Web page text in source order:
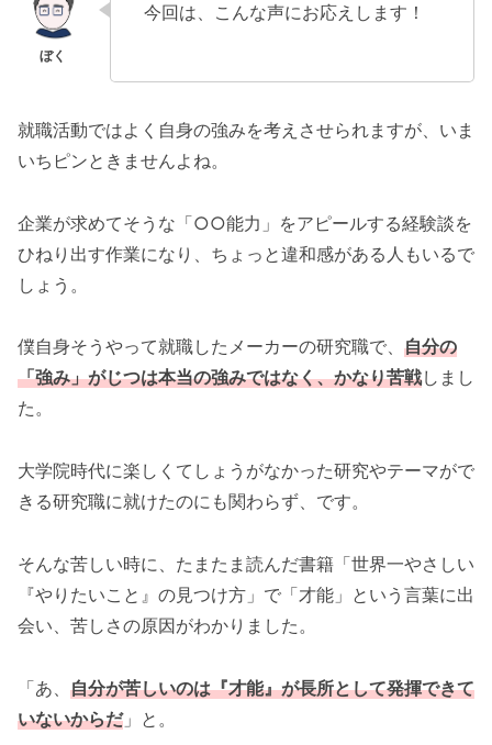
今回は、こんな声にお応えします！
就職活動ではよく自身の強みを考えさせられますが、いま
いちピンときませんよね。
企業が求めてそうな「○○能力」をアピールする経験談を
ひねり出す作業になり、ちょっと違和感がある人もいるで
しょう。
僕自身そうやって就職したメーカーの研究職で、 自分の
「強み」がじつは本当の強みではなく、かなり苦戦しまし
た。
大学院時代に楽しくてしょうがなかった研究やテーマがで
きる研究職に就けたのにも関わらず、です。
そんな苦しい時に、たまたま読んだ書籍「世界一やさしい
『やりたいこと』の見つけ方」で「才能」という言葉に出
会い、苦しさの原因がわかりました。
「あ、 自分が苦しいのは『才能』が長所として発揮できて
いないからだ」と。